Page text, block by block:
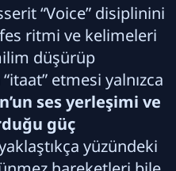
“Voice” disiplinini
ritmi ve kelimeleri
düşürüp
etmesi yalnızca
ses yerleşimi ve
güç
yüzündeki